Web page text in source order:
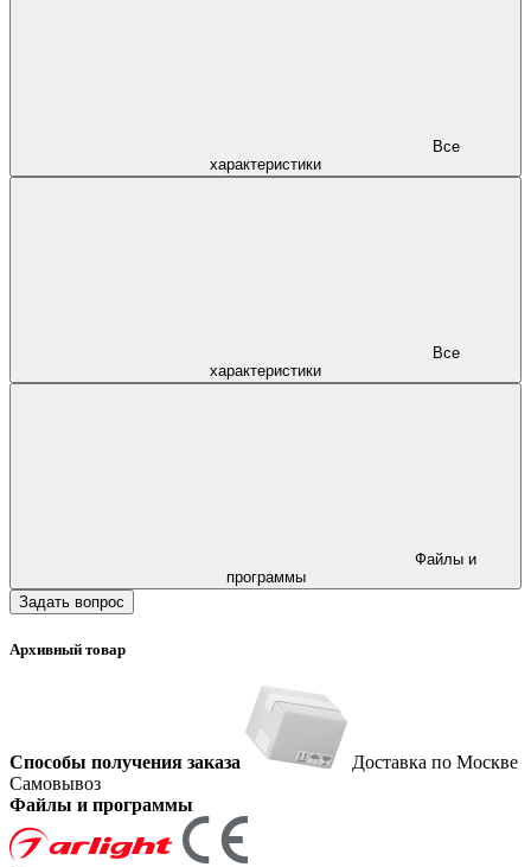
характеристики
характеристики
программы
Задать вопрос
Архивный товар
Способы получения заказа
Доставка по Москве
Самовывоз
Файлы и программы